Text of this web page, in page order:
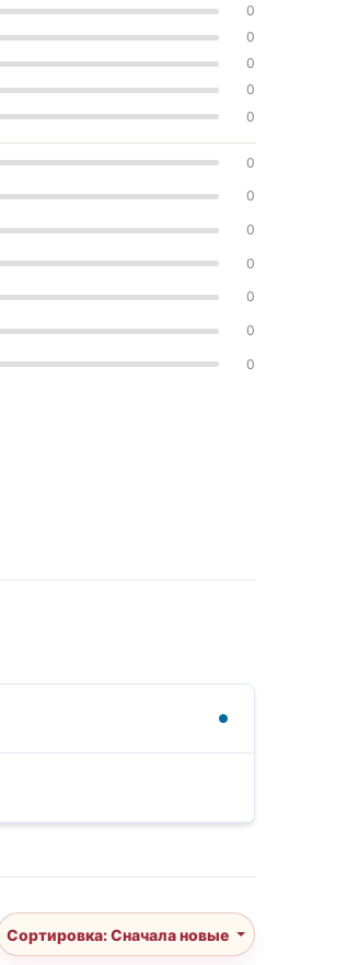
0
0
0
0
0
0
0
0
0
0
0
0
Сортировка: Сначала новые